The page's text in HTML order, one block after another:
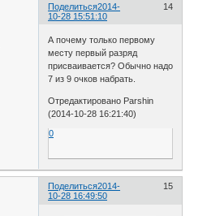
Поделиться 14
2014-
10-28 15:51:10
А почему только первому
месту первый разряд
присваивается? Обычно надо
7 из 9 очков набрать.
Отредактировано Parshin
(2014-10-28 16:21:40)
0
Поделиться 15
2014-
10-28 16:49:50